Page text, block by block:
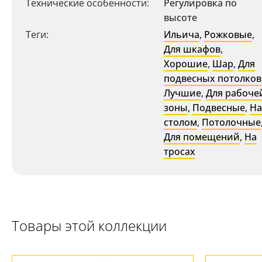
Технические особенности:
Регулировка по
высоте
Теги:
Ильича, Рожковые,
Для шкафов,
Хорошие, Шар, Для
подвесных потолков
Лучшие, Для
зоны, Подвесные,
столом, Потолочные,
Для помещений, На
тросах
Товары этой коллекции